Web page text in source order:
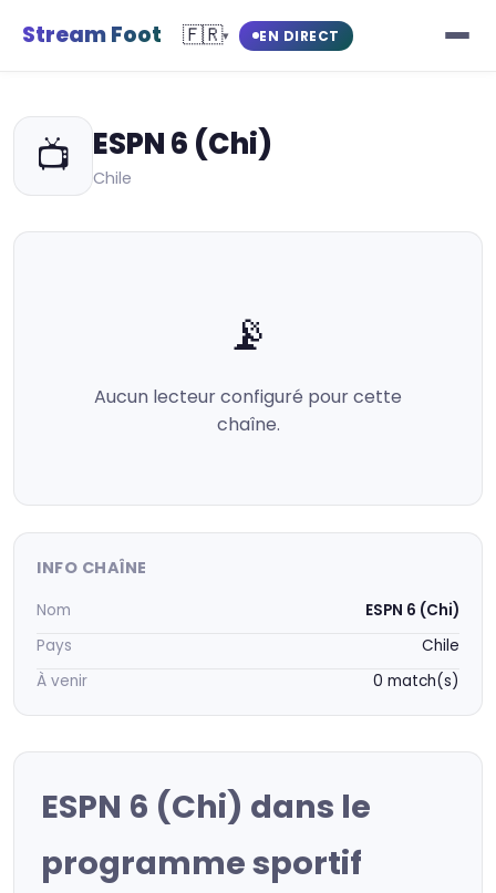
Stream Foot 🇫🇷▾ EN DIRECT
📺 ESPN 6 (Chi)
Chile
📡
Aucun lecteur configuré pour cette
chaîne.
INFO CHAÎNE
Nom
ESPN 6 (Chi)
Pays
Chile
À venir
0 match(s)
ESPN 6 (Chi) dans le
programme sportif